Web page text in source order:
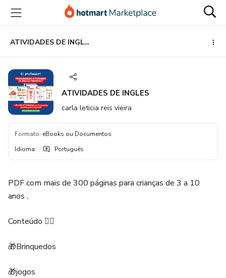
para
conteúdo
principal
para
pagamento
para
rodapé
ATIVIDADES DE INGLES
ATIVIDADES DE INGLES
carla leticia reis vieira
Formato: eBooks ou Documentos
Idioma: Português
PDF com mais de 300 páginas para crianças de 3 a 10
anos .
Conteúdo 👇🏽
🎁Brinquedos
🎁jogos